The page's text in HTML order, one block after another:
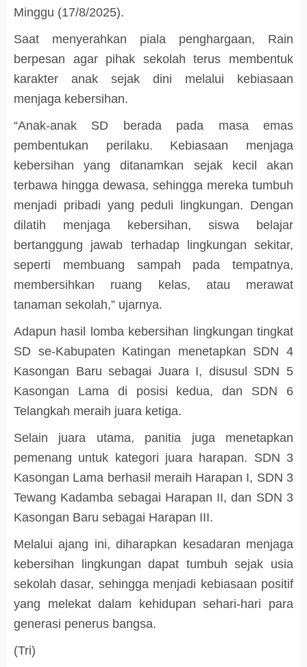
Minggu (17/8/2025).
Saat menyerahkan piala penghargaan, Rain
berpesan agar pihak sekolah terus membentuk
karakter anak sejak dini melalui kebiasaan
menjaga kebersihan.
“Anak-anak SD berada pada masa emas
pembentukan perilaku. Kebiasaan menjaga
kebersihan yang ditanamkan sejak kecil akan
terbawa hingga dewasa, sehingga mereka tumbuh
menjadi pribadi yang peduli lingkungan. Dengan
dilatih menjaga kebersihan, siswa belajar
bertanggung jawab terhadap lingkungan sekitar,
seperti membuang sampah pada tempatnya,
membersihkan ruang kelas, atau merawat
tanaman sekolah,” ujarnya.
Adapun hasil lomba kebersihan lingkungan tingkat
SD se-Kabupaten Katingan menetapkan SDN 4
Kasongan Baru sebagai Juara I, disusul SDN 5
Kasongan Lama di posisi kedua, dan SDN 6
Telangkah meraih juara ketiga.
Selain juara utama, panitia juga menetapkan
pemenang untuk kategori juara harapan. SDN 3
Kasongan Lama berhasil meraih Harapan I, SDN 3
Tewang Kadamba sebagai Harapan II, dan SDN 3
Kasongan Baru sebagai Harapan III.
Melalui ajang ini, diharapkan kesadaran menjaga
kebersihan lingkungan dapat tumbuh sejak usia
sekolah dasar, sehingga menjadi kebiasaan positif
yang melekat dalam kehidupan sehari-hari para
generasi penerus bangsa.
(Tri)